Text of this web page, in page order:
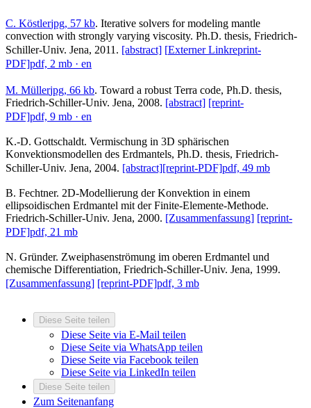
C. Köstlerjpg, 57 kb. Iterative solvers for modeling mantle
convection with strongly varying viscosity. Ph.D. thesis, Friedrich-
Schiller-Univ. Jena, 2011. [abstract] [Externer Linkreprint-
PDF]pdf, 2 mb · en
M. Müllerjpg, 66 kb. Toward a robust Terra code, Ph.D. thesis,
Friedrich-Schiller-Univ. Jena, 2008. [abstract] [reprint-
PDF]pdf, 9 mb · en
K.-D. Gottschaldt. Vermischung in 3D sphärischen
Konvektionsmodellen des Erdmantels, Ph.D. thesis, Friedrich-
Schiller-Univ. Jena, 2004. [abstract][reprint-PDF]pdf, 49 mb
B. Fechtner. 2D-Modellierung der Konvektion in einem
ellipsoidischen Erdmantel mit der Finite-Elemente-Methode.
Friedrich-Schiller-Univ. Jena, 2000. [Zusammenfassung] [reprint-
PDF]pdf, 21 mb
N. Gründer. Zweiphasenströmung im oberen Erdmantel und
chemische Differentiation, Friedrich-Schiller-Univ. Jena, 1999.
[Zusammenfassung] [reprint-PDF]pdf, 3 mb
Diese Seite teilen
Diese Seite via E-Mail teilen
Diese Seite via WhatsApp teilen
Diese Seite via Facebook teilen
Diese Seite via LinkedIn teilen
Diese Seite teilen
Zum Seitenanfang